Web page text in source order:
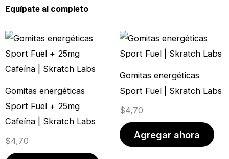
Equípate al completo
Gomitas energéticas
Sport Fuel + 25mg
Cafeína | Skratch Labs
$4,70
Gomitas energéticas
Sport Fuel | Skratch Labs
$4,70
Agregar ahora